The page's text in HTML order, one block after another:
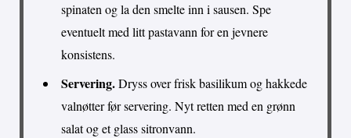
spinaten og la den smelte inn i sausen. Spe
eventuelt med litt pastavann for en jevnere
konsistens.
Servering.Dryss over frisk basilikum og hakkede
valnøtter før servering. Nyt retten med en grønn
salat og et glass sitronvann.